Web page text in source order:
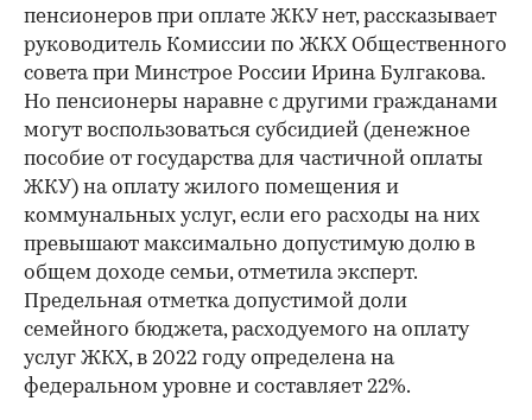
пенсионеров при оплате ЖКУ нет, рассказывает
руководитель Комиссии по ЖКХ Общественного
совета при Минстрое России Ирина Булгакова.
Но пенсионеры наравне с другими гражданами
могут воспользоваться субсидией (денежное
пособие от государства для частичной оплаты
ЖКУ) на оплату жилого помещения и
коммунальных услуг, если его расходы на них
превышают максимально допустимую долю в
общем доходе семьи, отметила эксперт.
Предельная отметка допустимой доли
семейного бюджета, расходуемого на оплату
услуг ЖКХ, в 2022 году определена на
федеральном уровне и составляет 22%.